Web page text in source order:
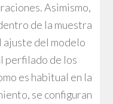
Asimismo,
de la muestra
ajuste del modelo
perfilado de los
es habitual en la
se configuran